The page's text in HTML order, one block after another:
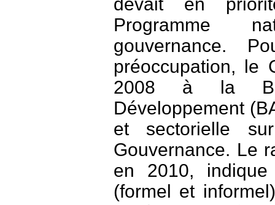
Programme
gouvernance.
préoccupation, le
2008 à la
Développement
et sectorielle
Gouvernance. Le
en 2010,
(formel et